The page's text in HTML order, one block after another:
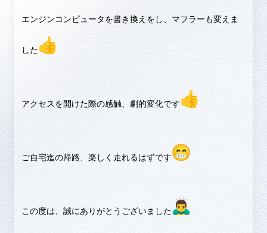
エンジンコンピュータを書き換えをし、マフラーも変えま
した
アクセスを開けた際の感触、劇的変化です
ご自宅迄の帰路、楽しく走れるはずです
この度は、誠にありがとうございました